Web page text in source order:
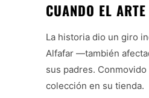
CUANDO EL
La historia dio un giro
Alfafar —también
sus padres.
colección en su tienda.